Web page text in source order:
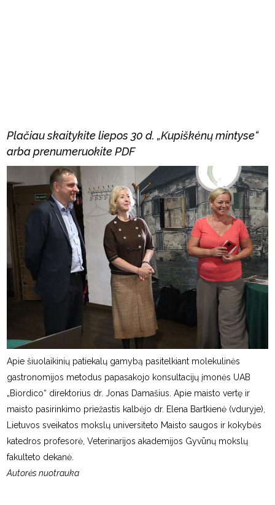
Plačiau skaitykite liepos 30 d. „Kupiškėnų mintyse“
arba prenumeruokite PDF
Apie šiuolaikinių patiekalų gamybą pasitelkiant molekulinės
gastronomijos metodus papasakojo konsultacijų įmonės UAB
„Biordico“ direktorius dr. Jonas Damašius. Apie maisto vertę ir
maisto pasirinkimo priežastis kalbėjo dr. Elena Bartkienė (vduryje),
Lietuvos sveikatos mokslų universiteto Maisto saugos ir kokybės
katedros profesorė, Veterinarijos akademijos Gyvūnų mokslų
fakulteto dekanė.
Autorės nuotrauka